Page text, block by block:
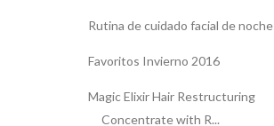
Rutina de cuidado facial de noche
Favoritos Invierno 2016
Magic Elixir Hair Restructuring
Concentrate with R...